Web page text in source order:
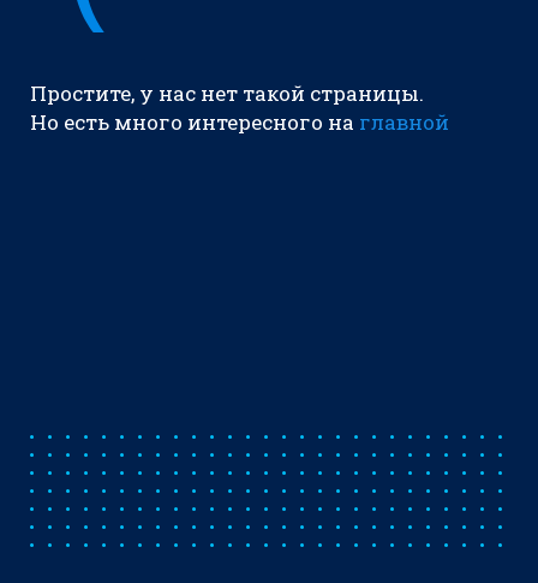
Простите, у нас нет такой страницы.
Но есть много интересного на главной